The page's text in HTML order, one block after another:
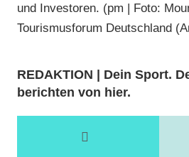
und Investoren. (pm | Foto:
Tourismusforum Deutschland
REDAKTION | Dein Sport.
berichten von hier.